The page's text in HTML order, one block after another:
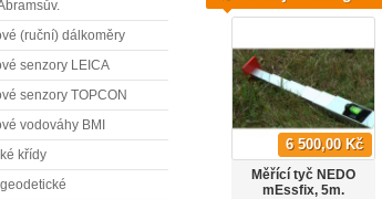
(ruční) dálkoměry
senzory LEICA
senzory TOPCON
vodováhy BMI
křídy
6 500,00 Kč
Měřící tyč NEDO
mEssfix, 5m.